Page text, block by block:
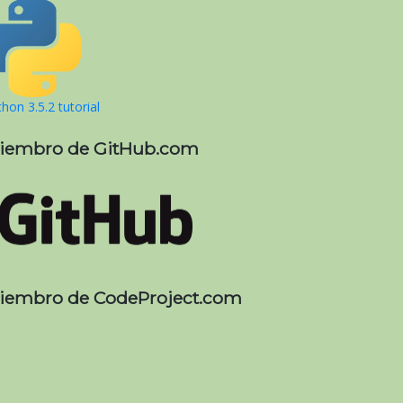
3.5.2 tutorial
de GitHub.com
de CodeProject.com